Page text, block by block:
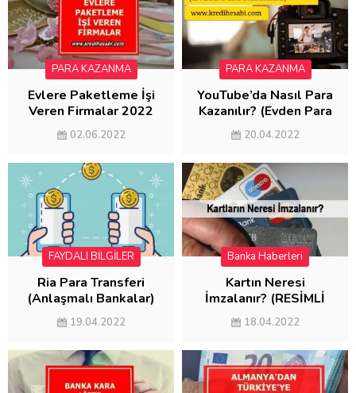
PARA KAZANMA
Evlere Paketleme İşi
Veren Firmalar 2022
(AYDA 5000 KAZAN)
02.06.2022
PARA KAZANMA
YouTube’da Nasıl Para
Kazanılır? (Evden Para
Kazanma)
20.04.2022
FAYDALI BİLGİLER
Ria Para Transferi
(Anlaşmalı Bankalar)
19.04.2022
Banka Haberleri
FAYDALI BİLGİLER
Kartın Neresi
İmzalanır? (RESİMLİ
ANLATIM)
18.04.2022